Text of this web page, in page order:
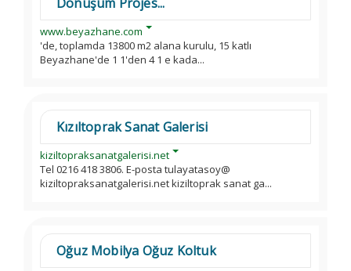
www.beyazhane.com
'de, toplamda 13800 m2 alana kurulu, 15 katlı
Beyazhane'de 1 1'den 4 1 e kada...
Kızıltoprak Sanat Galerisi
kiziltopraksanatgalerisi.net
Tel 0216 418 3806. E-posta tulayatasoy@
kiziltopraksanatgalerisi.net kiziltoprak sanat ga...
Oğuz Mobilya Oğuz Koltuk